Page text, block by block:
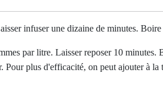
infuser une dizaine de minutes.
par litre. Laisser reposer 10
plus d'efficacité, on peut ajouter à la